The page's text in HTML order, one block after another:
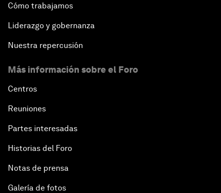
Cómo trabajamos
Liderazgo y gobernanza
Nuestra repercusión
Más información sobre el Foro
Centros
Reuniones
Partes interesadas
Historias del Foro
Notas de prensa
Galería de fotos